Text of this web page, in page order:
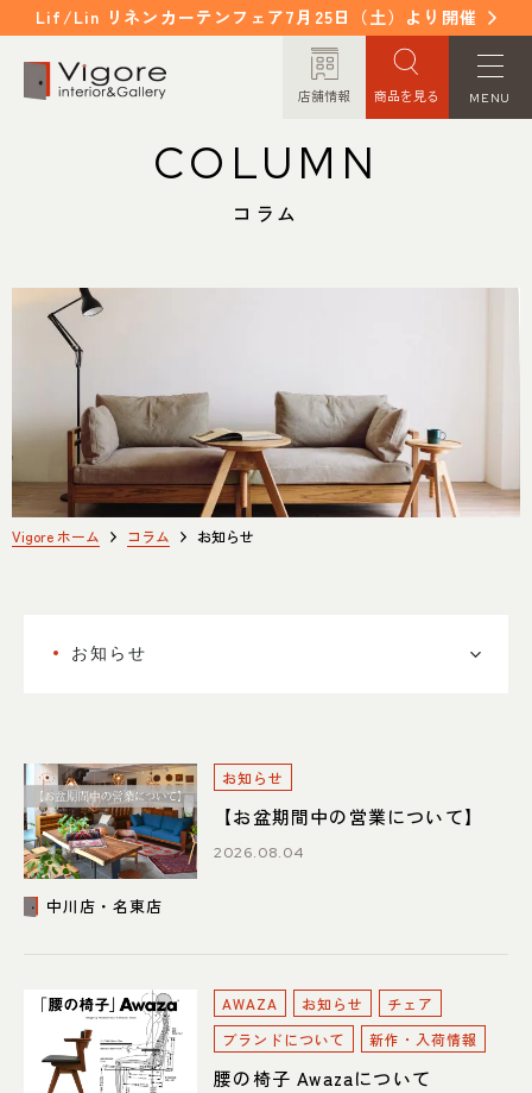
Lif/Lin リネンカーテンフェア7月25日（土）より開催
店舗情報 商品を見る MENU
イベント/ニュース
CONCEPT
ITEM
商品紹介
WORKS
SHOP INFO
ORDER MADE
オーダーメイド
中川店
土・日・祝 11：00～19：00
定休日
水曜日（祝日は営業）
052-361-5551
COLUMN
コラム
Vigore ホーム コラム お知らせ
お知らせ
中川店・名東店
お知らせ
【お盆期間中の営業について】
2026.08.04
AWAZA お知らせ
チェア
ブランドについて
新作・入荷情報
腰の椅子 Awazaについて